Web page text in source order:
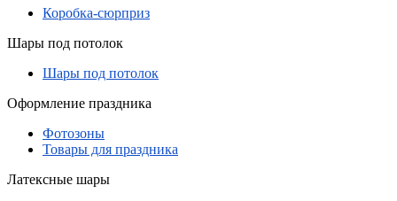
Коробка-сюрприз
Шары под потолок
Шары под потолок
Оформление праздника
Фотозоны
Товары для праздника
Латексные шары